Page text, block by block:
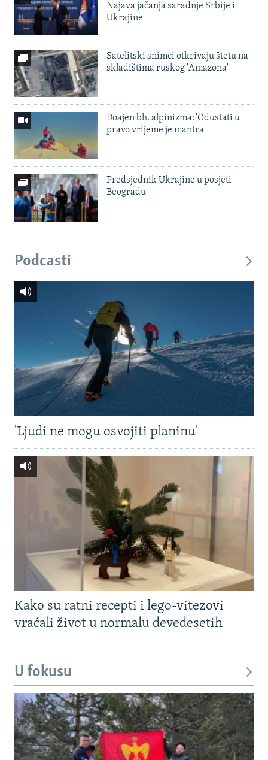
Najava jačanja saradnje Srbije i
Ukrajine
Satelitski snimci otkrivaju štetu na
skladištima ruskog 'Amazona'
Doajen bh. alpinizma: 'Odustati u
pravo vrijeme je mantra'
Predsjednik Ukrajine u posjeti
Beogradu
Podcasti
'Ljudi ne mogu osvojiti planinu'
Kako su ratni recepti i lego-vitezovi
vraćali život u normalu devedesetih
U fokusu